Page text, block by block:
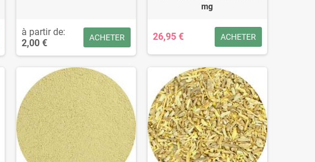
à partir de:
2,00 €
ACHETER
mg
26,95 € ACHETER